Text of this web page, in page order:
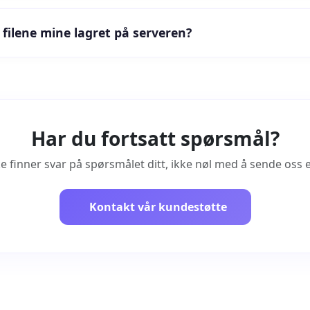
mine lagret på serveren?
Har du fortsatt spørsmål?
finner svar på spørsmålet ditt, ikke nøl med å sende oss
Kontakt vår kundestøtte